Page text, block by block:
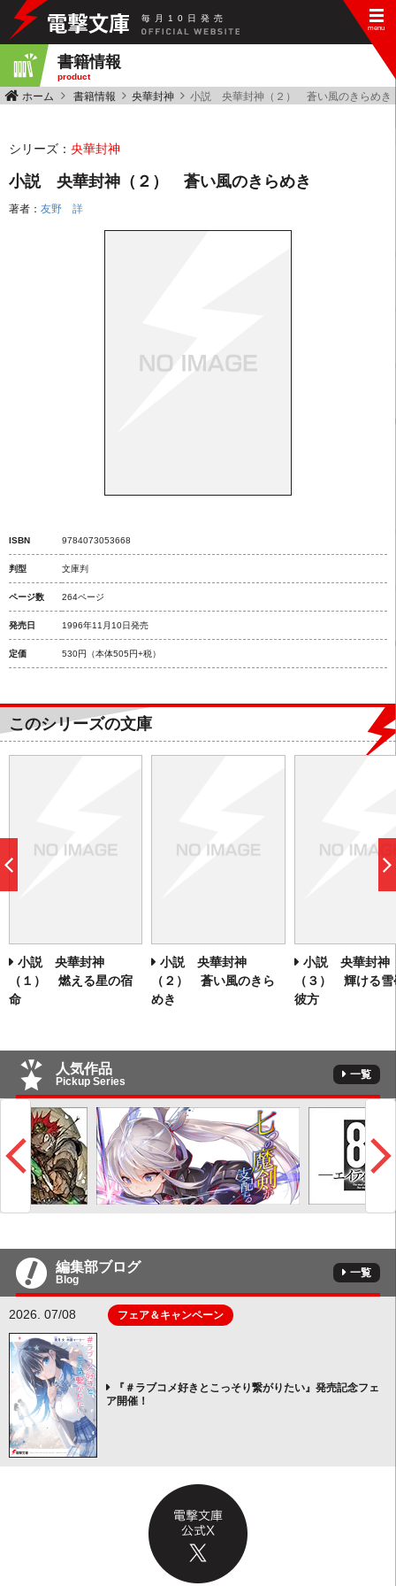
毎 月 10 日 発 売
書籍情報
product
ホーム 書籍情報 央華封神 小説 央華封神（２） 蒼い風のきらめき
シリーズ： 央華封神
小説 央華封神（２） 蒼い風のきらめき
著者： 友野 詳
ISBN 9784073053668
判型 文庫判
ページ数 264ページ
発売日 1996年11月10日発売
定価 530円 （本体505円+税）
このシリーズの文庫
小説 央華封神
（１） 燃える星の宿
命
小説 央華封神
（２） 蒼い風のきら
めき
小説 央華封神
（３） 輝ける雪
彼方
人気作品
Pickup Series
一覧
編集部ブログ
Blog
一覧
2026. 07/08 フェア＆キャンペーン
『＃ラブコメ好きとこっそり繋がりたい』発売記念フェ
ア開催！